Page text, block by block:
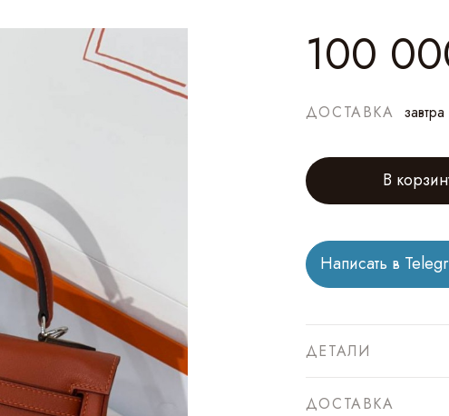
100
ДОСТАВКА завтра
В
Написать в
ДЕТАЛИ
ДОСТАВКА